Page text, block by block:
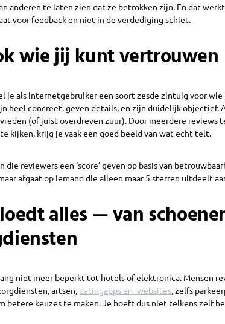
anderen te laten zien dat ze betrokken zijn. En dat
voor feedback en niet in de verdediging schiet.
wie jij kunt vertrouwen
je als internetgebruiker een soort zesde zintuig voor
heel concreet, geven details, en zijn duidelijk objectief.
(of juist overdreven zuur). Door meerdere reviews
kijken, krijg je vaak een goed beeld van wat echt telt.
die reviewers een ‘score’ geven op basis van
afgaat op iemand die alleen maar 5 sterren uitdeelt
alles — van
niet meer beperkt tot hotels of elektronica. Mensen
artsen, datingapps en -websites, zelfs
betere keuzes te maken. Je hoeft dus niet telkens zelf